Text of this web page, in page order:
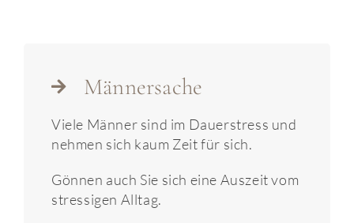
Männersache
Viele Männer sind im Dauerstress und
nehmen sich kaum Zeit für sich.
Gönnen auch Sie sich eine Auszeit vom
stressigen Alltag.